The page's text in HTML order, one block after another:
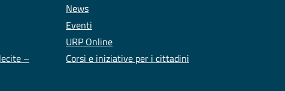
–
News
Eventi
URP Online
Corsi e iniziative per i cittadini